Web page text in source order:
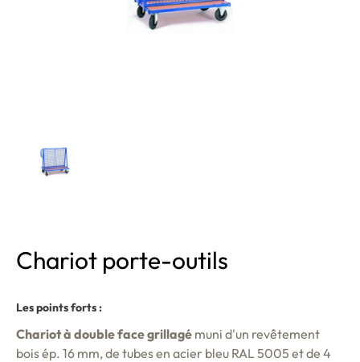
Chariot porte-outils
Les points forts :
Chariot à double face grillagé muni d'un revêtement
bois ép. 16 mm, de tubes en acier bleu RAL 5005 et de 4